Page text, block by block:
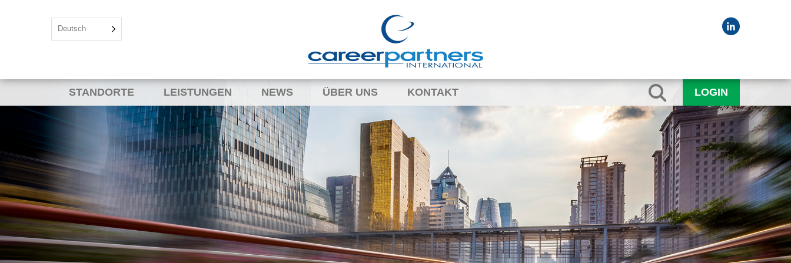
Deutsch
STANDORTE LEISTUNGEN NEWS ÜBER UNS KONTAKT LOGIN